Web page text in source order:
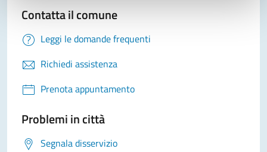
Contatta il comune
Leggi le domande frequenti
Richiedi assistenza
Prenota appuntamento
Problemi in città
Segnala disservizio